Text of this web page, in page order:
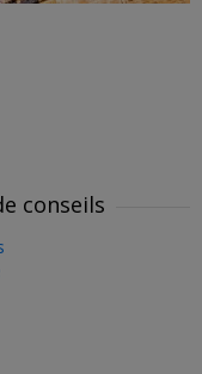
conseils